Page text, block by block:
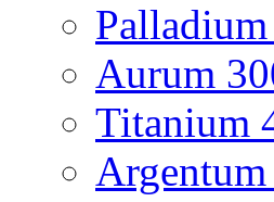
Aurum
Titanium